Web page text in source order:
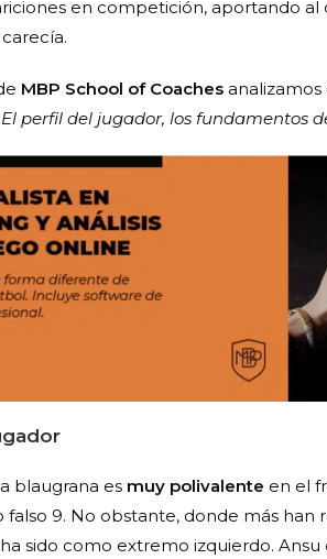
en competición, aportando al
MBP School of Coaches
El perfil del jugador, los fundamentos
blaugrana es muy polivalente en el
falso 9. No obstante, donde más
sido como extremo izquierdo.